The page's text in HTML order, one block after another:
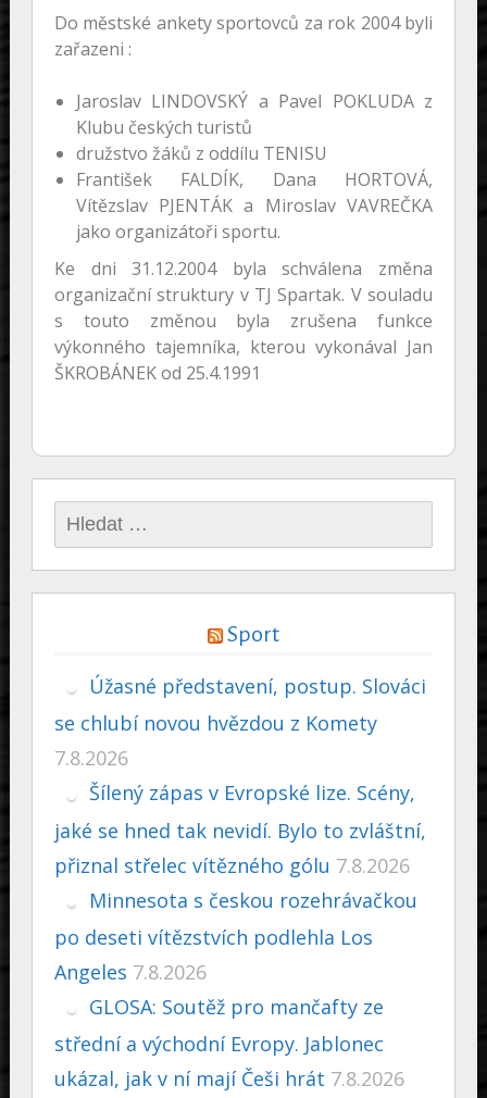
Do městské ankety sportovců za rok 2004 byli
zařazeni :
Jaroslav LINDOVSKÝ a Pavel POKLUDA z
Klubu českých turistů
družstvo žáků z oddílu TENISU
František FALDÍK, Dana HORTOVÁ,
Vítězslav PJENTÁK a Miroslav VAVREČKA
jako organizátoři sportu.
Ke dni 31.12.2004 byla schválena změna
organizační struktury v TJ Spartak. V souladu
s touto změnou byla zrušena funkce
výkonného tajemníka, kterou vykonával Jan
ŠKROBÁNEK od 25.4.1991
Vyhledávání
Sport
Úžasné představení, postup. Slováci
se chlubí novou hvězdou z Komety
7.8.2026
Šílený zápas v Evropské lize. Scény,
jaké se hned tak nevidí. Bylo to zvláštní,
přiznal střelec vítězného gólu 7.8.2026
Minnesota s českou rozehrávačkou
po deseti vítězstvích podlehla Los
Angeles 7.8.2026
GLOSA: Soutěž pro mančafty ze
střední a východní Evropy. Jablonec
ukázal, jak v ní mají Češi hrát 7.8.2026